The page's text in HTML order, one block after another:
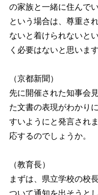
の家族と一緒に住んで
という場合は、尊重さ
ないと着けられないと
く必要はないと思います
（京都新聞）
先に開催された知事会
た文書の表現がわかり
すいようにと発言され
応するのでしょうか。
（教育長）
まずは、県立学校の校
ついて通知を出そうと